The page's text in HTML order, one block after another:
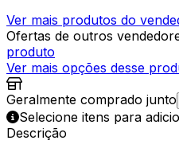
Ver mais produtos do
Ofertas de outros
produto
Ver mais opções desse
Geralmente comprado junto
Selecione itens para
Descrição